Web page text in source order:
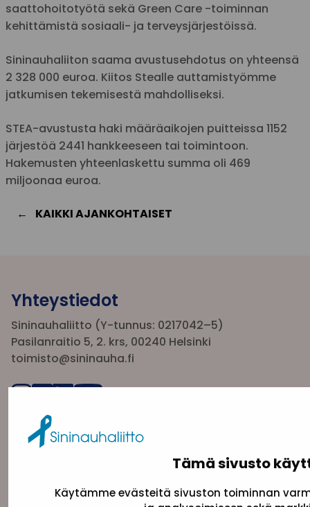
Tämä sivusto
Käytämme evästeitä sivuston toiminnan
saattohoitotyötä sekä Green Care -toiminnan
kehittämistä sosiaali- ja terveysjärjestöissä.
Sininauhaliiton saama avustusehdotus on yhteensä
2 328 000 euroa. Kiitos Stealle auttamistyömme
jatkumisen tekemisestä mahdolliseksi.
STEA-avustusta haki määräaikojen puitteissa 1152
järjestöä 2441 hankkeeseen tai toimintoon.
Hakemusten yhteenlaskettu summa oli 469
miljoonaa euroa.
KAIKKI AJANKOHTAISET
Yhteystiedot
Sininauhaliitto (Y-tunnus: 0217042–5)
Pasilanraitio 5, 2. krs, 00240 Helsinki
toimisto@sininauha.fi